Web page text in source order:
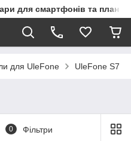
для смартфонів та
для UleFone UleFone S7
0 Фільтри